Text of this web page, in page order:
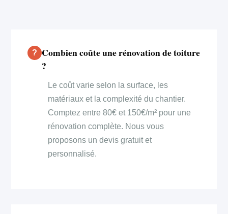
Combien coûte une rénovation de toiture
?
Le coût varie selon la surface, les
matériaux et la complexité du chantier.
Comptez entre 80€ et 150€/m² pour une
rénovation complète. Nous vous
proposons un devis gratuit et
personnalisé.